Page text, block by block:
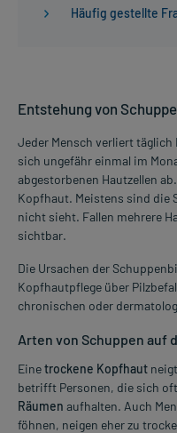
Häufig gestellte
Entstehung von
Jeder Mensch verliert
sich ungefähr einmal im
abgestorbenen Hautzellen
Kopfhaut. Meistens sind die
nicht sieht. Fallen mehrere
sichtbar.
Die Ursachen der
Kopfhautpflege über
chronischen oder
Arten von Schuppen auf
Einetrockene Kopfhaut
betrifft Personen, die sich
Räumen aufhalten. Auch
föhnen, neigen eher zu